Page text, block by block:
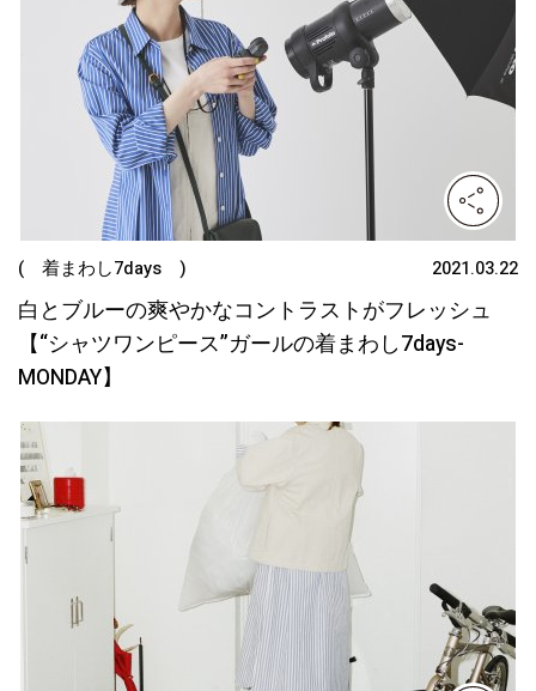
( 着まわし7days ) 2021.03.22
白とブルーの爽やかなコントラストがフレッシュ
【“シャツワンピース”ガールの着まわし7days-
MONDAY】